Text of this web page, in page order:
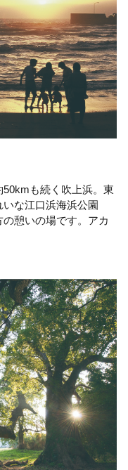
も続く吹上浜。東
な江口浜海浜公園
憩いの場です。アカ